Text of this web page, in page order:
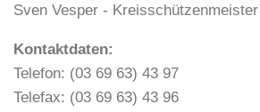
Sven Vesper - Kreisschützenmeister
Kontaktdaten:
Telefon: (03 69 63) 43 97
Telefax: (03 69 63) 43 96